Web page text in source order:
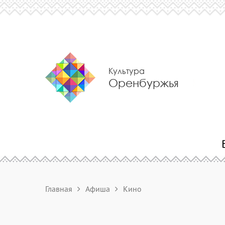
Культура
Оренбуржья
Главная Афиша Кино